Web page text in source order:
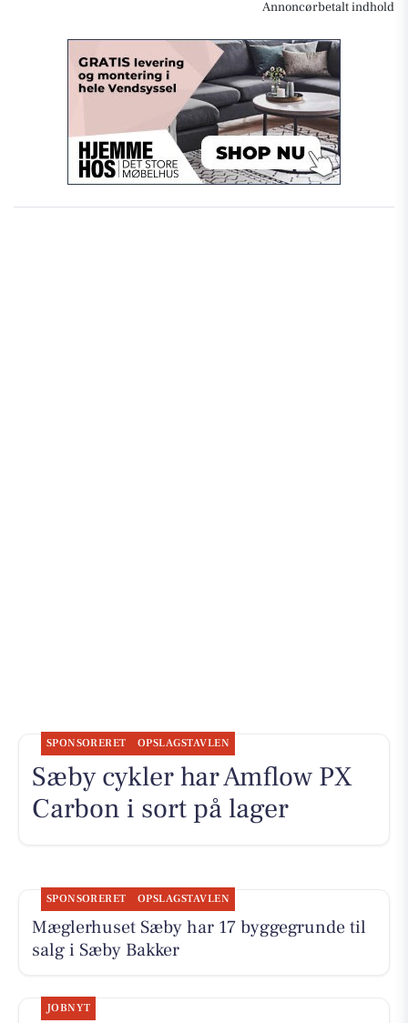
Annoncørbetalt indhold
SPONSORERET OPSLAGSTAVLEN
Sæby cykler har Amflow PX
Carbon i sort på lager
SPONSORERET OPSLAGSTAVLEN
Mæglerhuset Sæby har 17 byggegrunde til
salg i Sæby Bakker
JOBNYT